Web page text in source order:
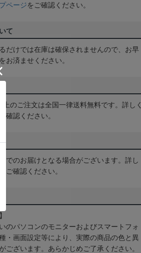
ページをご確認ください。
て
だけでは在庫は確保されませんので、お早
お済ませください。
のご注文は全国一律送料無料です。詳しく
ご確認ください。
でのお届けとなる場合がございます。詳し
をご確認ください。
のパソコンのモニターおよびスマートフォ
・画面設定等により、実際の商品の色と異
ございます。あらかじめご了承ください。